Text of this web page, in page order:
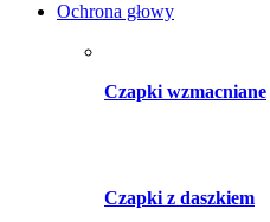
Ochrona głowy
Czapki wzmacniane
Czapki z daszkiem